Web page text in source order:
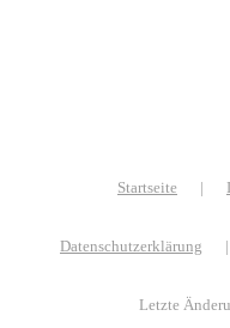
Startseite |
Datenschutzerklärung |
Letzte